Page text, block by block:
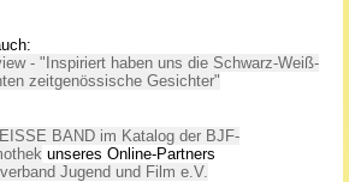
- "Inspiriert haben uns die Schwarz-Weiß-
zeitgenössische Gesichter"
BAND im Katalog der BJF-
unseres Online-Partners
Jugend und Film e.V.